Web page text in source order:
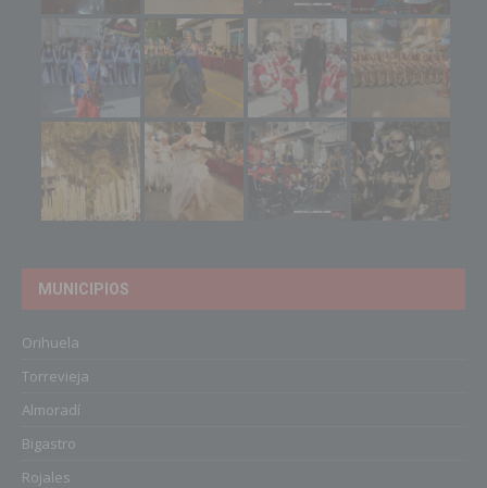
MUNICIPIOS
Orihuela
Torrevieja
Almoradí
Bigastro
Rojales